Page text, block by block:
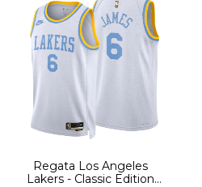
Regata Los Angeles
Lakers - Classic Edition